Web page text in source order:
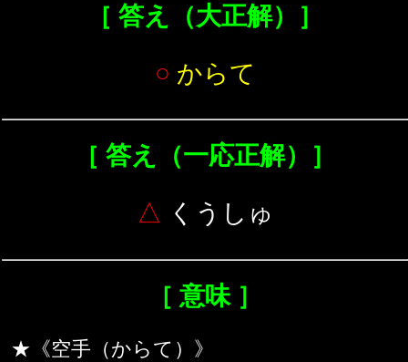
［ 答え（大正解）］
○ からて
［ 答え（一応正解）］
△ くうしゅ
［ 意味 ］
★《空手（からて）》